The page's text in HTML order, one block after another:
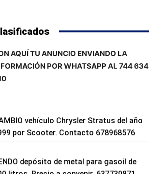
AQUÍ TU ANUNCIO ENVIANDO LA
POR WHATSAPP AL 744 634
vehículo Chrysler Stratus del año
por Scooter. Contacto 678968576
depósito de metal para gasoil de